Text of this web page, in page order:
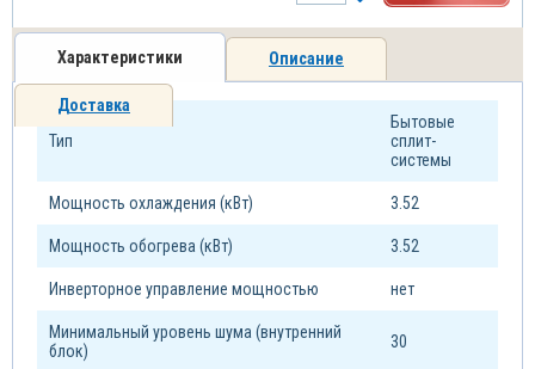
Характеристики Описание
Доставка
Тип
Бытовые
сплит-
системы
Мощность охлаждения (кВт) 3.52
Мощность обогрева (кВт) 3.52
Инверторное управление мощностью нет
Минимальный уровень шума (внутренний
блок)
30